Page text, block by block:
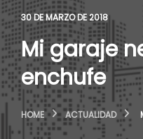
30 DE MARZO DE 2018
Mi garaje
enchufe
HOME ACTUALIDAD